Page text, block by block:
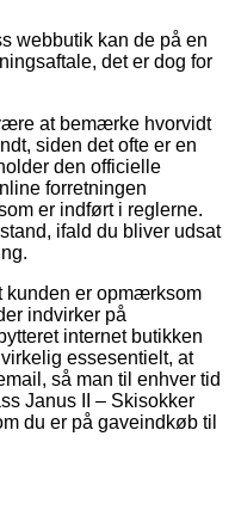
webbutik kan de på en
det er dog for
at bemærke hvorvidt
siden det ofte er en
den officielle
forretningen
er indført i reglerne.
ifald du bliver udsat
kunden er opmærksom
indvirker på
internet butikken
essesentielt, at
så man til enhver tid
Janus II – Skisokker
du er på gaveindkøb til